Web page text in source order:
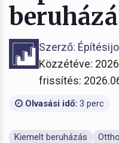
Szerző:
Közzétéve:
frissítés:
Olvasási idő: 3 perc
Kiemelt beruházás